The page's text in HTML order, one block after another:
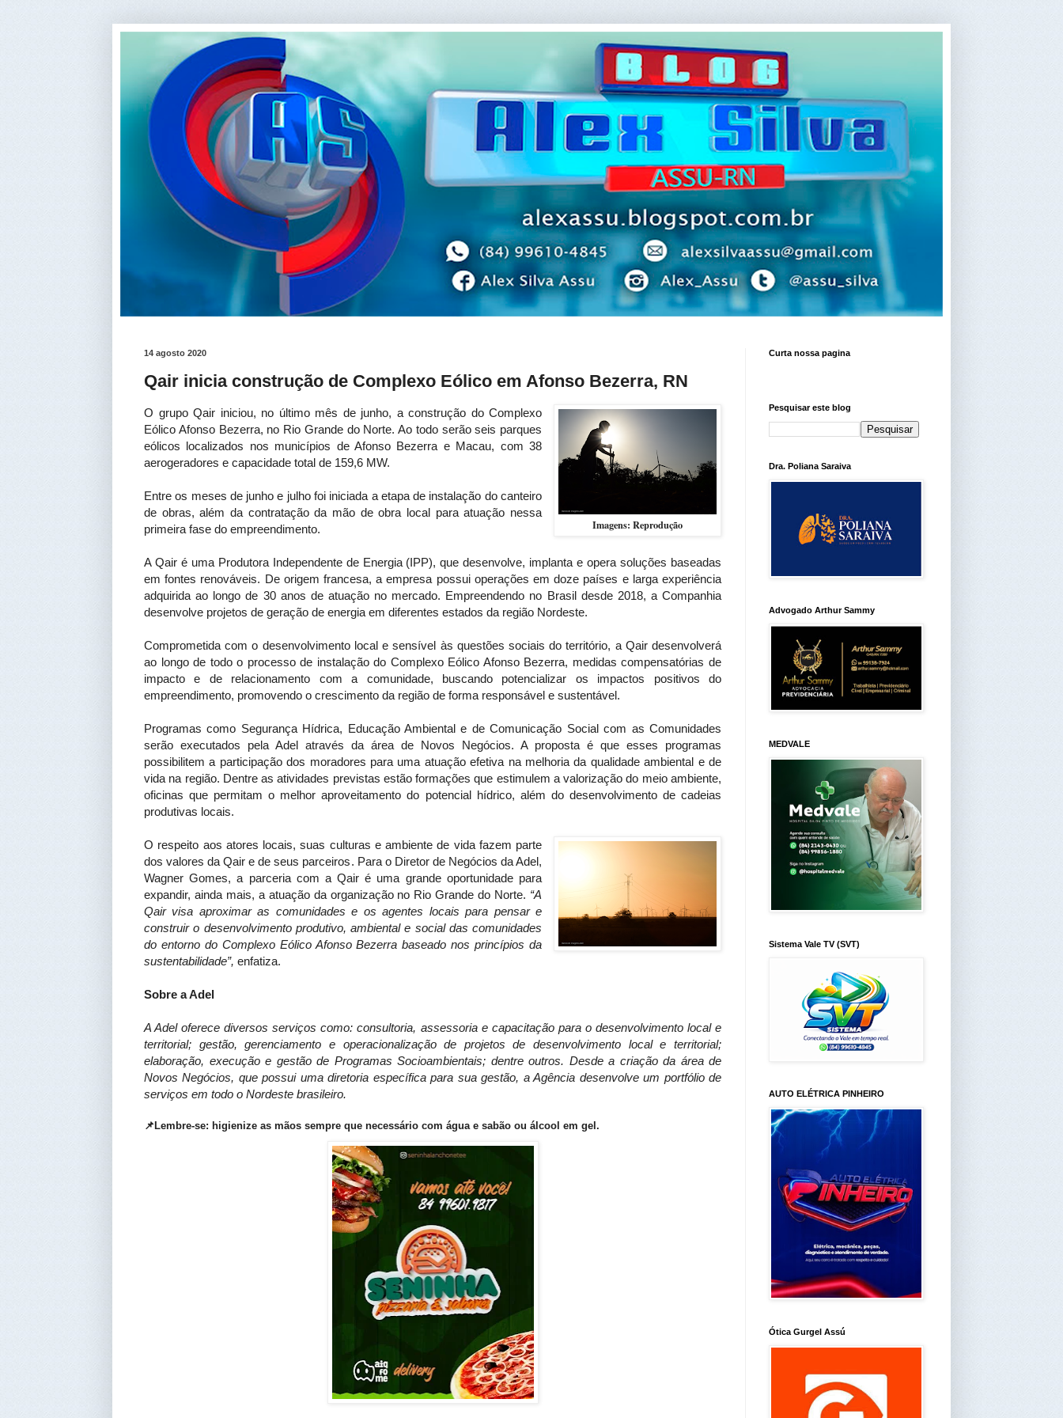
14 agosto 2020
Qair inicia construção de Complexo Eólico em Afonso Bezerra, RN
Imagens: Reprodução
O grupo Qair iniciou, no último mês de junho, a construção do Complexo
Eólico Afonso Bezerra, no Rio Grande do Norte. Ao todo serão seis parques
eólicos localizados nos municípios de Afonso Bezerra e Macau, com 38
aerogeradores e capacidade total de 159,6 MW.
Entre os meses de junho e julho foi iniciada a etapa de instalação do canteiro
de obras, além da contratação da mão de obra local para atuação nessa
primeira fase do empreendimento.
A Qair é uma Produtora Independente de Energia (IPP), que desenvolve, implanta e opera soluções baseadas
em fontes renováveis. De origem francesa, a empresa possui operações em doze países e larga experiência
adquirida ao longo de 30 anos de atuação no mercado. Empreendendo no Brasil desde 2018, a Companhia
desenvolve projetos de geração de energia em diferentes estados da região Nordeste.
Comprometida com o desenvolvimento local e sensível às questões sociais do território, a Qair desenvolverá
ao longo de todo o processo de instalação do Complexo Eólico Afonso Bezerra, medidas compensatórias de
impacto e de relacionamento com a comunidade, buscando potencializar os impactos positivos do
empreendimento, promovendo o crescimento da região de forma responsável e sustentável.
Programas como Segurança Hídrica, Educação Ambiental e de Comunicação Social com as Comunidades
serão executados pela Adel através da área de Novos Negócios. A proposta é que esses programas
possibilitem a participação dos moradores para uma atuação efetiva na melhoria da qualidade ambiental e de
vida na região. Dentre as atividades previstas estão formações que estimulem a valorização do meio ambiente,
oficinas que permitam o melhor aproveitamento do potencial hídrico, além do desenvolvimento de cadeias
produtivas locais.
O respeito aos atores locais, suas culturas e ambiente de vida fazem parte
dos valores da Qair e de seus parceiros. Para o Diretor de Negócios da Adel,
Wagner Gomes, a parceria com a Qair é uma grande oportunidade para
expandir, ainda mais, a atuação da organização no Rio Grande do Norte. “A
Qair visa aproximar as comunidades e os agentes locais para pensar e
construir o desenvolvimento produtivo, ambiental e social das comunidades
do entorno do Complexo Eólico Afonso Bezerra baseado nos princípios da
sustentabilidade”, enfatiza.
Sobre a Adel
A Adel oferece diversos serviços como: consultoria, assessoria e capacitação para o desenvolvimento local e
territorial; gestão, gerenciamento e operacionalização de projetos de desenvolvimento local e territorial;
elaboração, execução e gestão de Programas Socioambientais; dentre outros. Desde a criação da área de
Novos Negócios, que possui uma diretoria específica para sua gestão, a Agência desenvolve um portfólio de
serviços em todo o Nordeste brasileiro.
📌Lembre-se: higienize as mãos sempre que necessário com água e sabão ou álcool em gel.
Curta nossa pagina
Pesquisar este blog
Dra. Poliana Saraiva
Advogado Arthur Sammy
MEDVALE
Sistema Vale TV (SVT)
AUTO ELÉTRICA PINHEIRO
Ótica Gurgel Assú